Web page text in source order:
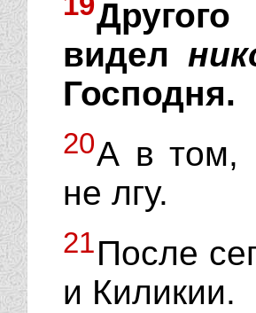
видел
Господня.
20А в том,
не лгу.
21После
и Киликии.